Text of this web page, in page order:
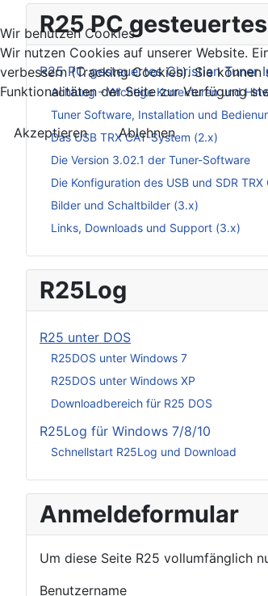
R25 PC
R25 PC gesteuertes Christian Tuner
Achtung – Wichtige Korrekturen und
Tuner Software, Installation und
Das USB TRX CAT-System (2.x)
Die Version 3.02.1 der Tuner-Software
Die Konfiguration des USB und SDR
Bilder und Schaltbilder (3.x)
Links, Downloads und Support (3.x)
R25Log
R25 unter DOS
R25DOS unter Windows 7
R25DOS unter Windows XP
Downloadbereich für R25 DOS
R25Log für Windows 7/8/10
Schnellstart R25Log und Download
Anmeldeformular
Um diese Seite R25 vollumfänglich
Benutzername
Wir benutzen Cookies
Wir nutzen Cookies auf unserer Website.
verbessern (Tracking Cookies). Sie
Funktionalitäten der Seite zur Verfügung
Akzeptieren
Ablehnen